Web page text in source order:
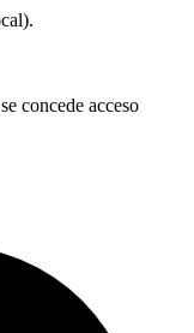
concede acceso